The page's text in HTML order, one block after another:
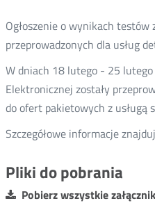
Ogłoszenie o wynikach testów
przeprowadzonych dla usług
W dniach 18 lutego - 25
Elektronicznej zostały
do ofert pakietowych z usługą
Szczegółowe informacje
Pliki do pobrania
Pobierz wszystkie